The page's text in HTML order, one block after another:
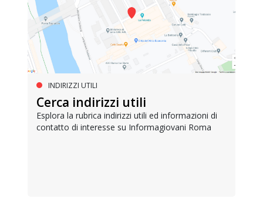
INDIRIZZI UTILI
Cerca indirizzi utili
Esplora la rubrica indirizzi utili ed informazioni di
contatto di interesse su Informagiovani Roma